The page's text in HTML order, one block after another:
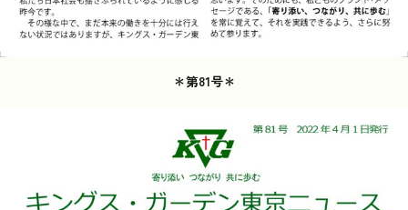
＊第81号＊